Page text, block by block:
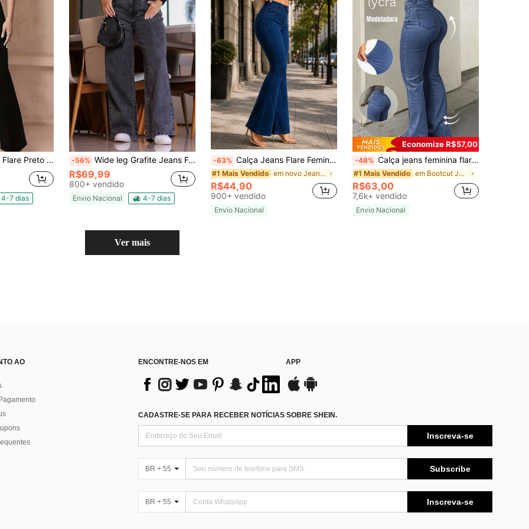
Modeladora Empina Bumbum Boca de Sino
4-7 dias
-56% Wide leg Grafite Jeans Feminina Levanta Bumbum Bolso Zíper Botão Blogueira Virginia
R$69,99
800+ vendido
Envio Nacional 4-7 dias
-63% Calça Jeans Flare Feminina – Efeito Modelador e Caimento Perfeito a Calça Que Valoriza Suas Curvas e Alonga a Silhuetas
#1 Mais Vendido em novo Jeans Feminino
R$44,90
900+ vendido
Envio Nacional
Economize R$57,00
-48% Calça jeans feminina flare, comprimento longo, elasticidade média, detalhe de botões, modelagem justa casual e sexy.
#1 Mais Vendido em Bootcut Jeans Feminino
R$63,00
7,6k+ vendido
Envio Nacional
Ver mais
AO
ENCONTRE-NOS EM APP
CADASTRE-SE PARA RECEBER NOTÍCIAS SOBRE SHEIN.
Inscreva-se
BR + 55 Subscribe
BR + 55 Inscreva-se